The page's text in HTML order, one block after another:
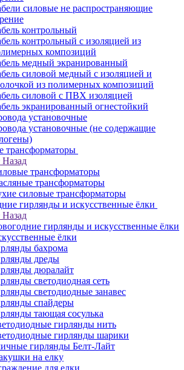
силовые не распространяющие
контрольный
контрольный с изоляцией из
композиций
медный экранированный
силовой медный с изоляцией и
из полимерных композиций
силовой с ПВХ изоляцией
экранированный огнестойкий
установочные
установочные (не содержащие
трансформаторы
Назад
трансформаторы
трансформаторы
силовые трансформаторы
гирлянды и искусственные ёлки
Назад
гирлянды и искусственные ёлки
ёлки
бахрома
дреды
дюралайт
светодиодная сеть
светодиодные занавес
спайдеры
тающая сосулька
гирлянды нить
гирлянды шарики
гирлянды Белт-Лайт
на елку
для елки